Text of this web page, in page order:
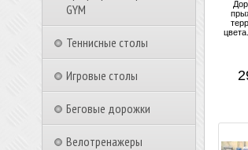
GYM
Теннисные столы
Игровые столы
Беговые дорожки
Велотренажеры